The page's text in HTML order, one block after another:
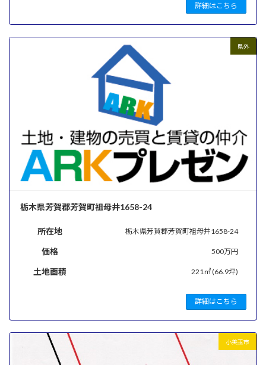
詳細はこちら
県外
栃木県芳賀郡芳賀町祖母井1658-24
詳細はこちら
所在地 栃木県芳賀郡芳賀町祖母井1658-24
価格 500万円
土地面積 221㎡ (66.9坪)
小美玉市